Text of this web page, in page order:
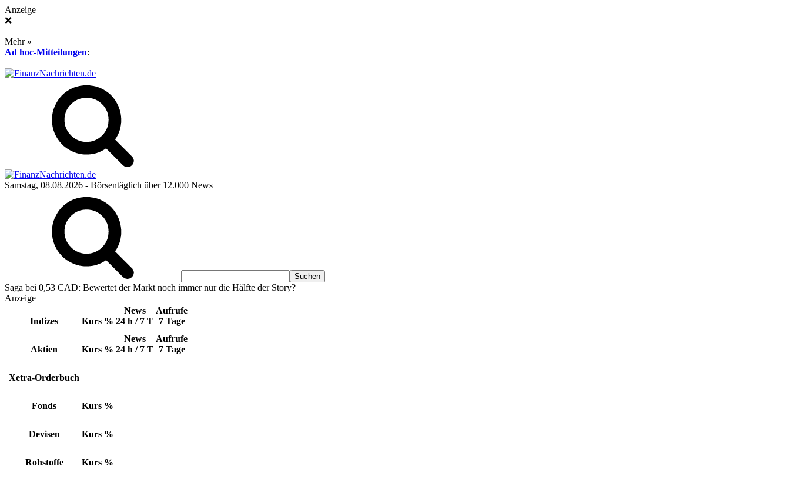
Anzeige
❌
Mehr »
Ad hoc-Mitteilungen:
Samstag, 08.08.2026 - Börsentäglich über 12.000 News
Saga bei 0,53 CAD: Bewertet der Markt noch immer nur die Hälfte der Story?
Anzeige
Indizes Kurs %
News
24 h / 7 T
Aufrufe
7 Tage
Aktien Kurs %
News
24 h / 7 T
Aufrufe
7 Tage
Xetra-Orderbuch
Fonds Kurs %
Devisen Kurs %
Rohstoffe Kurs %